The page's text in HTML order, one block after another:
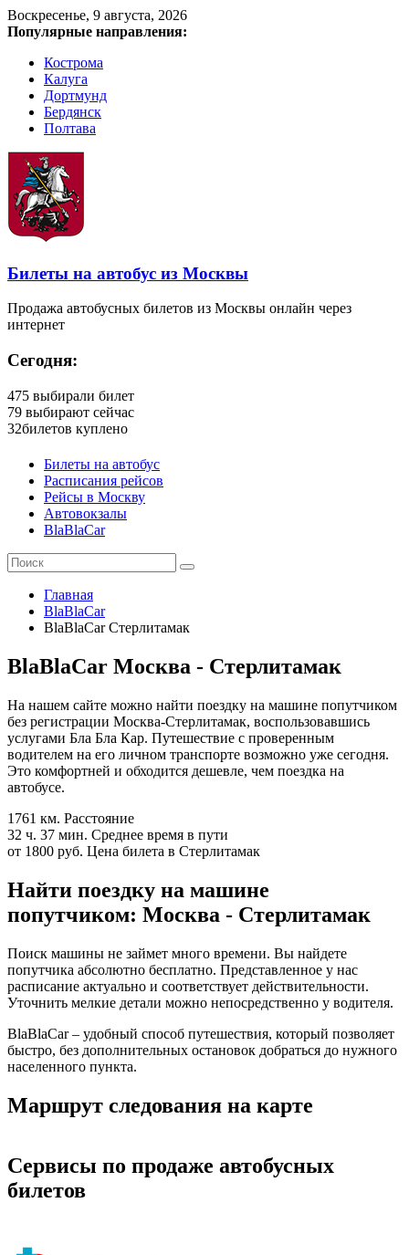
Воскресенье, 9 августа, 2026
Популярные направления:
Кострома
Калуга
Дортмунд
Бердянск
Полтава
Билеты на автобус из Москвы
Продажа автобусных билетов из Москвы онлайн через
интернет
Сегодня:
475 выбирали билет
79 выбирают сейчас
32билетов куплено
Билеты на автобус
Расписания рейсов
Рейсы в Москву
Автовокзалы
BlaBlaCar
Главная
BlaBlaCar
BlaBlaCar Стерлитамак
BlaBlaCar Москва - Стерлитамак
На нашем сайте можно найти поездку на машине попутчиком
без регистрации Москва-Стерлитамак, воспользовавшись
услугами Бла Бла Кар. Путешествие с проверенным
водителем на его личном транспорте возможно уже сегодня.
Это комфортней и обходится дешевле, чем поездка на
автобусе.
1761 км. Расстояние
32 ч. 37 мин. Среднее время в пути
от 1800 руб. Цена билета в Стерлитамак
Найти поездку на машине
попутчиком: Москва - Стерлитамак
Поиск машины не займет много времени. Вы найдете
попутчика абсолютно бесплатно. Представленное у нас
расписание актуально и соответствует действительности.
Уточнить мелкие детали можно непосредственно у водителя.
BlaBlaCar – удобный способ путешествия, который позволяет
быстро, без дополнительных остановок добраться до нужного
населенного пункта.
Маршрут следования на карте
Сервисы по продаже автобусных
билетов